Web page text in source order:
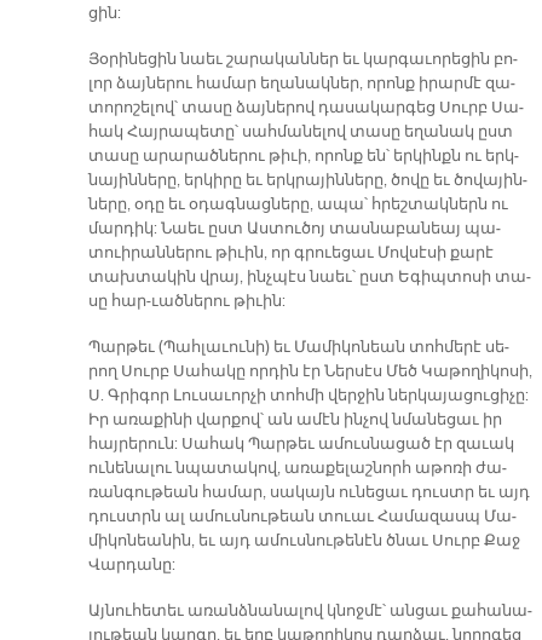
ցին:
Յօ­րի­նե­ցին նաեւ շա­րա­կան­ներ եւ կար­գա­ւո­րե­ցին բո­
լոր ձայ­նե­րու հա­մար ե­ղա­նակ­ներ, ո­րոնք ի­րար­մէ զա­
տո­րո­շե­լով՝ տա­սը ձայ­նե­րով դա­սա­կար­գեց Սուրբ Սա­
հակ Հայ­րա­պե­տը՝ սահ­մա­նե­լով տա­սը ե­ղա­նակ ըստ
տա­սը ա­րա­րած­նե­րու թի­ւի, ո­րոնք են՝ եր­կինքն ու երկ­
նա­յին­նե­րը, եր­կի­րը եւ երկ­րա­յին­նե­րը, ծո­վը եւ ծո­վա­յին­
նե­րը, օ­դը եւ օ­դագ­նաց­նե­րը, ա­պա՝ հրեշ­տակ­ներն ու
մար­դիկ: Նաեւ ըստ Աստ­ու­ծոյ տաս­նա­բա­նեայ պա­
տուի­րան­նե­րու թի­ւին, ո­ր գ­րուե­ցաւ Մով­սէ­սի քա­րէ
տախ­տա­կին վրայ, ինչ­պէս նաեւ՝ ըստ Ե­գիպ­տո­սի տա­
սը հա­ր-ւած­նե­րու թի­ւին:
Պար­թեւ (Պահ­լա­ւու­նի) եւ Մա­մի­կո­նեան տոհ­մե­րէ սե­
րող Սուրբ Սա­հա­կը որ­դին էր Ներ­սէս Մեծ Կա­թո­ղի­կո­սի,
Ս. Գրի­գոր Լու­սա­ւոր­չի տոհ­մի վեր­ջին ներ­կա­յա­ցու­ցի­չը:
Իր ա­ռա­քի­նի վար­քով՝ ան ա­մէն ին­չով նմա­նե­ցաւ իր
հայ­րե­րուն: Սա­հակ Պար­թեւ ա­մուս­նա­ցած էր զա­ւակ
ու­նե­նա­լու նպա­տա­կով, ա­ռա­քե­լաշ­նորհ ա­թո­ռի ժա­
ռան­գու­թեան հա­մար, սա­կայն ու­նե­ցաւ դուստր եւ այդ
դուստրն ալ ա­մուս­նու­թեան տուաւ Հա­մա­զասպ Մա­
մի­կո­նեա­նին, եւ այդ ա­մուս­նու­թե­նէն ծնաւ Սուրբ Քաջ
Վար­դա­նը:
Այ­նու­հե­տեւ ա­ռանձ­նա­նա­լով կնոջ­մէ՝ ան­ցաւ քա­հա­նա­
յու­թեան կար­գը, եւ երբ կա­թո­ղի­կոս դար­ձաւ, նո­րո­գեց